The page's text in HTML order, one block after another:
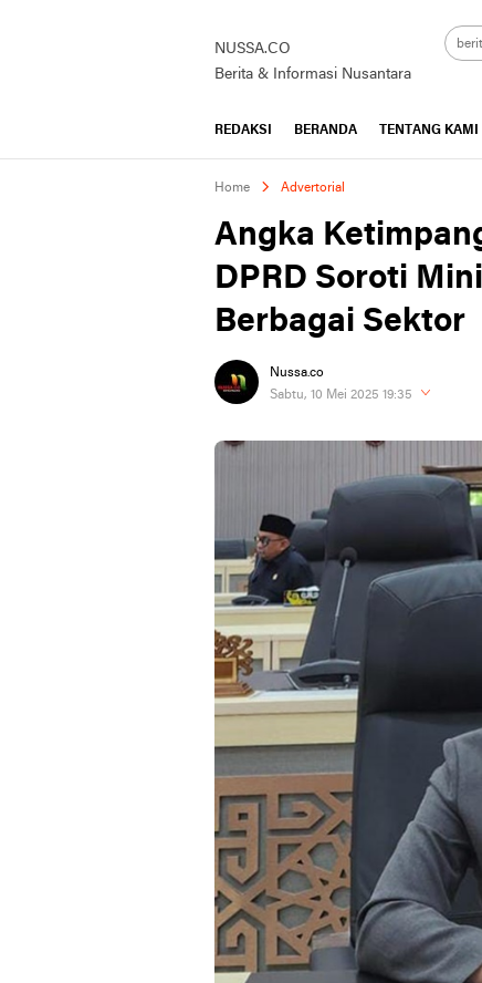
NUSSA.CO
Berita & Informasi Nusantara
REDAKSI BERANDA TENTANG KAMI
Home Advertorial
Angka
DPRD Soroti
Berbagai Sektor
Nussa.co
Sabtu, 10 Mei 2025 19:35